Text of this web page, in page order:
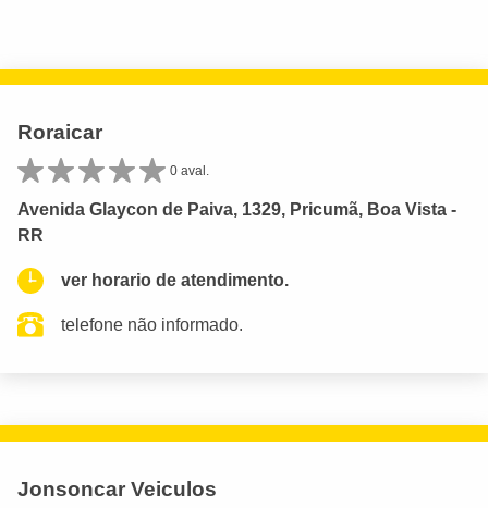
Roraicar
0 aval.
Avenida Glaycon de Paiva, 1329, Pricumã, Boa Vista -
RR
ver horario de atendimento.
telefone não informado.
Jonsoncar Veiculos